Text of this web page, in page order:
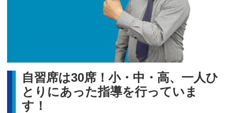
自習席は30席！小・中・高、一人ひ
とりにあった指導を行っていま
す！